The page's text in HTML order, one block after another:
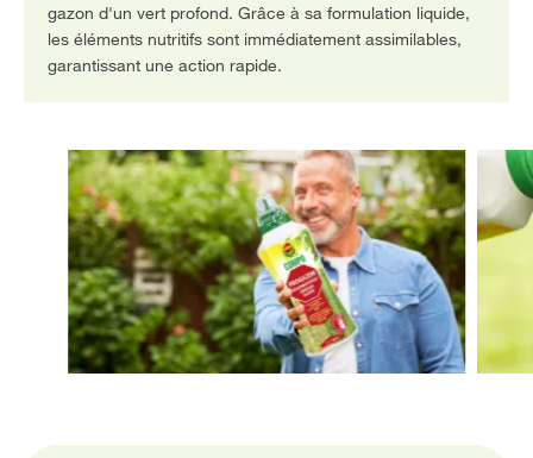
gazon d'un vert profond. Grâce à sa formulation liquide,
les éléments nutritifs sont immédiatement assimilables,
garantissant une action rapide.